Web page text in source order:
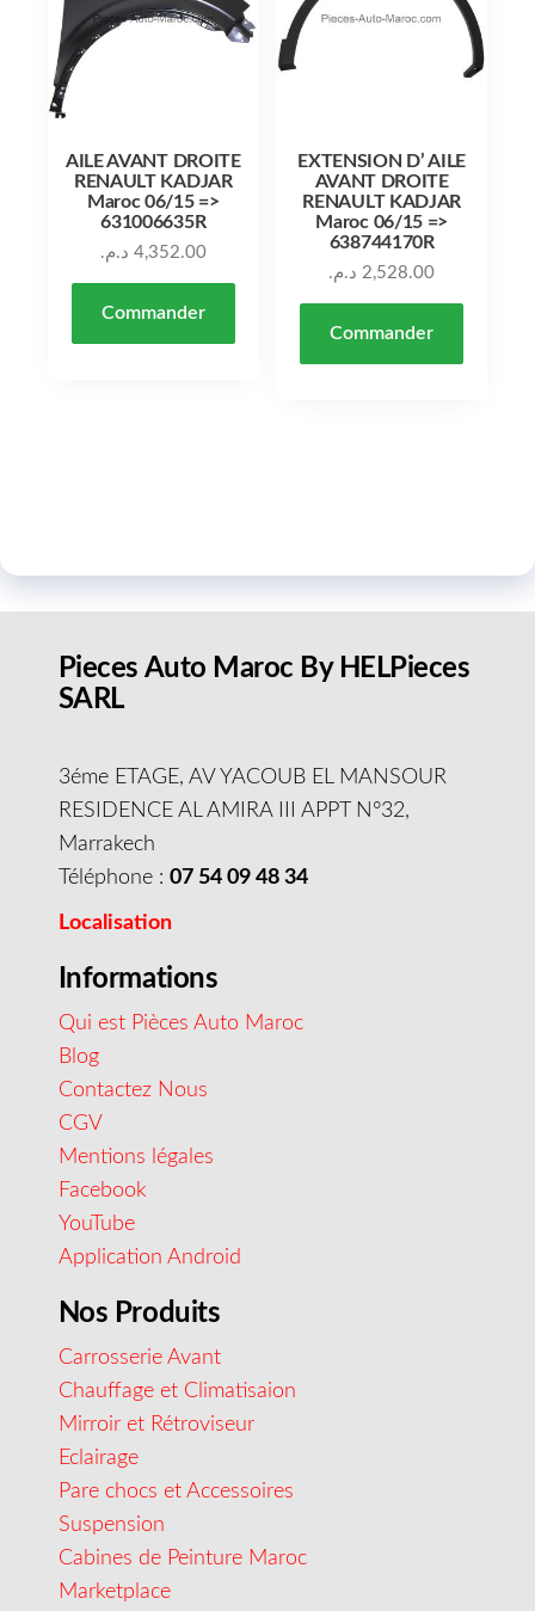
AILE AVANT DROITE
RENAULT KADJAR
Maroc 06/15 =>
631006635R
4,352.00 د.م.
Commander
EXTENSION D’ AILE
AVANT DROITE
RENAULT KADJAR
Maroc 06/15 =>
638744170R
2,528.00 د.م.
Commander
Pieces Auto Maroc By HELPieces
SARL
3éme ETAGE, AV YACOUB EL MANSOUR
RESIDENCE AL AMIRA III APPT N°32,
Marrakech
Téléphone : 07 54 09 48 34
Localisation
Informations
Qui est Pièces Auto Maroc
Blog
Contactez Nous
CGV
Mentions légales
Facebook
YouTube
Application Android
Nos Produits
Carrosserie Avant
Chauffage et Climatisaion
Mirroir et Rétroviseur
Eclairage
Pare chocs et Accessoires
Suspension
Cabines de Peinture Maroc
Marketplace